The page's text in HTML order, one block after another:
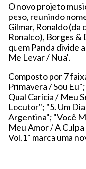
O novo projeto
peso, reunindo
Gilmar, Ronaldo
Ronaldo), Borges &
quem Panda divide
Me Levar / Nua".
Composto por 7
Primavera / Sou
Qual Carícia / Meu
Locutor"; "5. Um
Argentina"; "Você
Meu Amor / A Culpa
Vol.1" marca uma